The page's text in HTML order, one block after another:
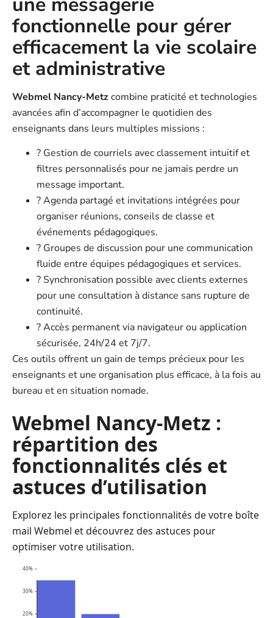
fonctionnelle pour gérer
efficacement la vie scolaire
et administrative
Webmel Nancy-Metzcombine praticité et technologies
avancées afin d’accompagner le quotidien des
enseignants dans leurs multiples missions :
? Gestion de courriels avec classement intuitif et
filtres personnalisés pour ne jamais perdre un
message important.
? Agenda partagé et invitations intégrées pour
organiser réunions, conseils de classe et
événements pédagogiques.
? Groupes de discussion pour une communication
fluide entre équipes pédagogiques et services.
? Synchronisation possible avec clients externes
pour une consultation à distance sans rupture de
continuité.
? Accès permanent via navigateur ou application
sécurisée, 24h/24 et 7j/7.
Ces outils offrent un gain de temps précieux pour les
enseignants et une organisation plus efficace, à la fois au
bureau et en situation nomade.
Webmel Nancy-Metz :
répartition des
fonctionnalités clés et
astuces d’utilisation
Explorez les principales fonctionnalités de votre boîte
mail Webmel et découvrez des astuces pour
optimiser votre utilisation.
20%
30%
40%